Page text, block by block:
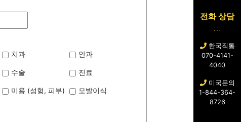
치과 안과
수술 진료
미용 (성형, 피부) 모발이식
전화 상담
한국직통
070-4141-
4040
미국문의
1-844-364-
8726